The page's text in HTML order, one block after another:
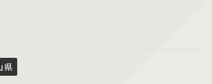
県